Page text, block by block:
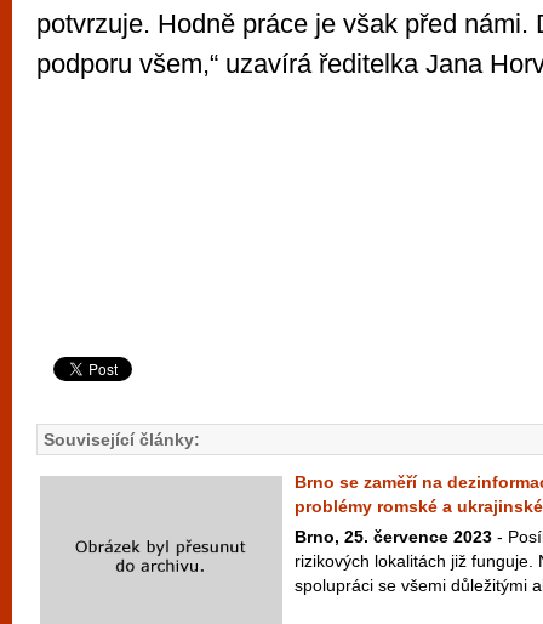
potvrzuje. Hodně práce je však před námi.
podporu všem,“ uzavírá ředitelka Jana
Související články:
Brno se zaměří na
problémy romské a
Brno, 25. července 2023 -
rizikových lokalitách již funguje.
spolupráci se všemi důležitými